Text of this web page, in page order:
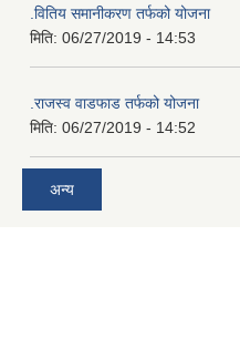
.वितिय समानीकरण तर्फको योजना
मिति: 06/27/2019 - 14:53
.राजस्व वाडफाड तर्फको योजना
मिति: 06/27/2019 - 14:52
अन्य